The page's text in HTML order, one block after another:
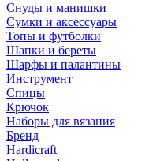
Снуды и манишки
Сумки и аксессуары
Топы и футболки
Шапки и береты
Шарфы и палантины
Инструмент
Спицы
Крючок
Наборы для вязания
Бренд
Hardicraft